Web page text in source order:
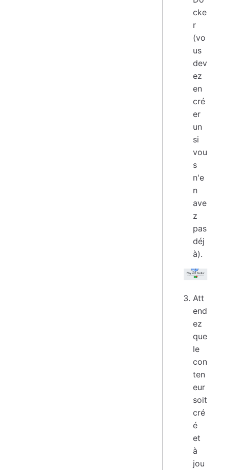
cke
r
(vo
us
dev
ez
en
cré
er
un
si
vou
s
n'e
n
ave
z
pas
déj
à).
Att
end
ez
que
le
con
ten
eur
soit
cré
é
et
à
jou